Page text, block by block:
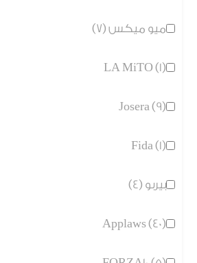
ميو ميكس (7)
LA MiTO (1)
Josera (9)
Fida (1)
بيربو (4)
Applaws (40)